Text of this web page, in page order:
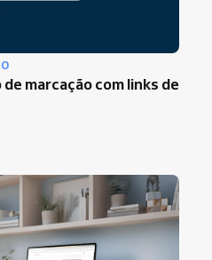
marcação com links de